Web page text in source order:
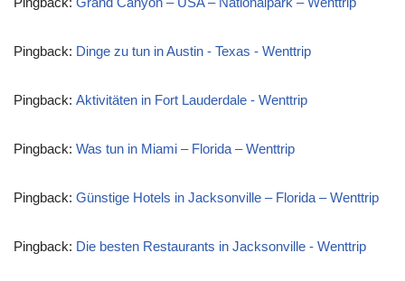
Pingback: Dinge zu tun in Austin - Texas - Wenttrip
Pingback: Aktivitäten in Fort Lauderdale - Wenttrip
Pingback: Was tun in Miami – Florida – Wenttrip
Pingback: Günstige Hotels in Jacksonville – Florida – Wenttrip
Pingback: Die besten Restaurants in Jacksonville - Wenttrip